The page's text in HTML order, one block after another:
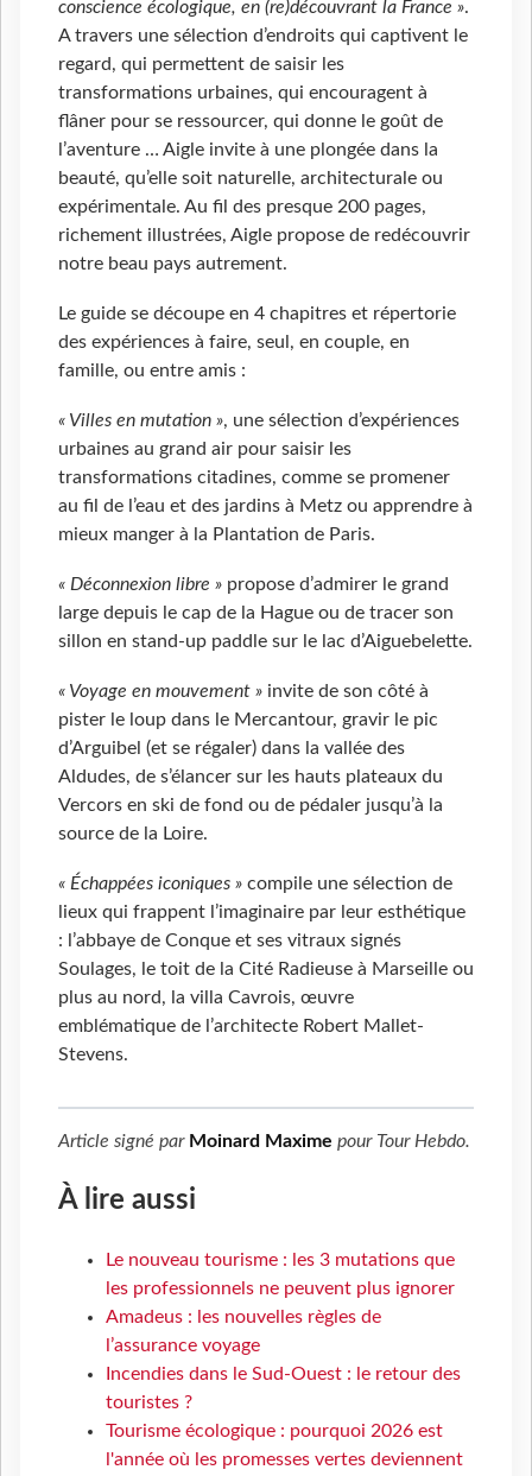
conscience écologique, en (re)découvrant la France ».
A travers une sélection d’endroits qui captivent le
regard, qui permettent de saisir les
transformations urbaines, qui encouragent à
flâner pour se ressourcer, qui donne le goût de
l’aventure … Aigle invite à une plongée dans la
beauté, qu’elle soit naturelle, architecturale ou
expérimentale. Au fil des presque 200 pages,
richement illustrées, Aigle propose de redécouvrir
notre beau pays autrement.
Le guide se découpe en 4 chapitres et répertorie
des expériences à faire, seul, en couple, en
famille, ou entre amis :
« Villes en mutation », une sélection d’expériences
urbaines au grand air pour saisir les
transformations citadines, comme se promener
au fil de l’eau et des jardins à Metz ou apprendre à
mieux manger à la Plantation de Paris.
« Déconnexion libre » propose d’admirer le grand
large depuis le cap de la Hague ou de tracer son
sillon en stand-up paddle sur le lac d’Aiguebelette.
« Voyage en mouvement » invite de son côté à
pister le loup dans le Mercantour, gravir le pic
d’Arguibel (et se régaler) dans la vallée des
Aldudes, de s’élancer sur les hauts plateaux du
Vercors en ski de fond ou de pédaler jusqu’à la
source de la Loire.
« Échappées iconiques » compile une sélection de
lieux qui frappent l’imaginaire par leur esthétique
: l’abbaye de Conque et ses vitraux signés
Soulages, le toit de la Cité Radieuse à Marseille ou
plus au nord, la villa Cavrois, œuvre
emblématique de l’architecte Robert Mallet-
Stevens.
Article signé par Moinard Maxime pour Tour Hebdo.
À lire aussi
Le nouveau tourisme : les 3 mutations que
les professionnels ne peuvent plus ignorer
Amadeus : les nouvelles règles de
l’assurance voyage
Incendies dans le Sud-Ouest : le retour des
touristes ?
Tourisme écologique : pourquoi 2026 est
l'année où les promesses vertes deviennent